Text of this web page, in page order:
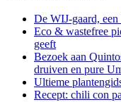
De WIJ-gaard,
Eco & wastefree
geeft
Bezoek aan
druiven en pure
Ultieme
Recept: chili con